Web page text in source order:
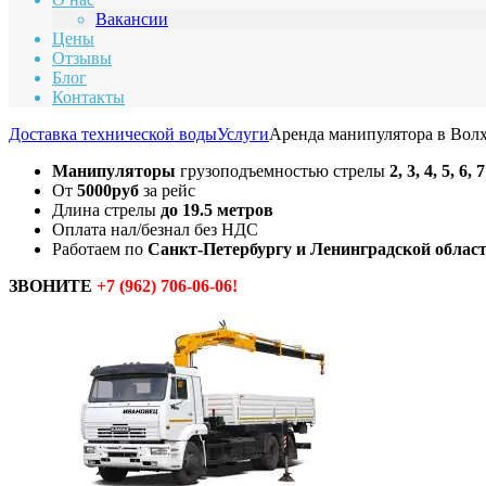
Вакансии
Цены
Отзывы
Блог
Контакты
Доставка технической водыУслугиАренда манипулятора в
Манипулятoры грузоподъемнoстью cтрeлы 2, 3, 4, 5, 6,
От 5000руб за рейс
Длина стрелы до 19.5 метров
Оплата нал/безнал без НДС
Работаем по Санкт-Петербургу и Ленинградской
ЗВОНИТЕ +7 (962) 706-06-06!